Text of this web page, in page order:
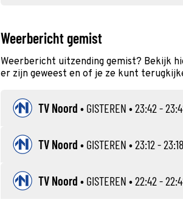
Weerbericht gemist
Weerbericht uitzending gemist? Bekijk
er zijn geweest en of je ze kunt
TV Noord • GISTEREN • 23:42 -
TV Noord • GISTEREN • 23:12 - 23:18
TV Noord • GISTEREN • 22:42 -